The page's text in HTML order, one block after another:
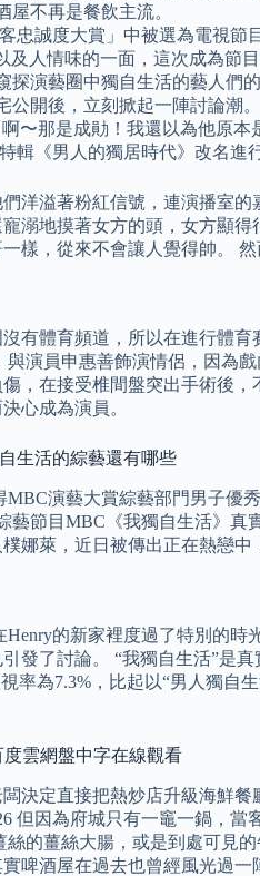
不再是餐飲主流。
忠誠度大賞」中被選為電視節
及人情味的一面，這次成為節
演藝圈中獨自生活的藝人們
開後，立刻掀起一陣討論潮。
〜那是成勛！我還以為他原本
輯《男人的獨居時代》改名進
洋溢著粉紅信號，連演播室
溺地摸著女方的頭，女方顯
樣，從來不會讓人覺得帥。
有體育頻道，所以在進行體
演員申惠善飾演情侶，因為
，在接受椎間盤突出手術後
心成為演員。
生活的綜藝還有哪些
演藝大賞綜藝部門男子優
藝節目MBC《我獨自生活》
娜萊，近日被傳出正在熱戀
的新家裡度過了特別的
發了討論。 “我獨自生活”是
率為7.3%，比起以“男人獨
度雲網盤中字在線觀看
決定直接把熱炒店升級海鮮
但因為府城只有一竈一鍋，
的薑絲大腸，或是到處可見
啤酒屋在過去也曾經風光過